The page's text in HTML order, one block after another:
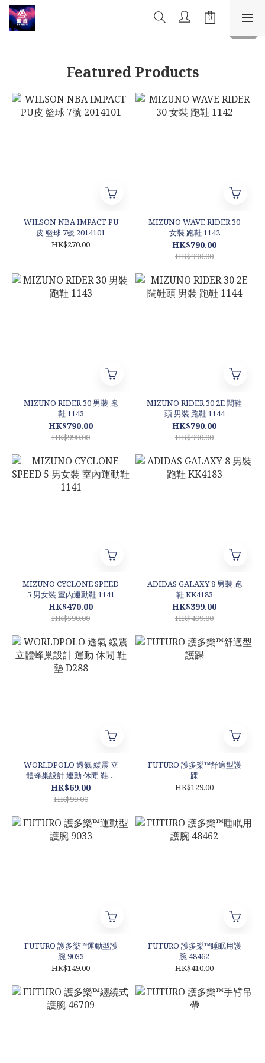
Featured Products
WILSON NBA IMPACT PU
皮 籃球 7號 2014101
HK$270.00
MIZUNO WAVE RIDER 30
女裝 跑鞋 1142
HK$790.00
HK$990.00
MIZUNO RIDER 30 男裝 跑
鞋 1143
HK$790.00
HK$990.00
MIZUNO RIDER 30 2E 闊鞋
頭 男裝 跑鞋 1144
HK$790.00
HK$990.00
MIZUNO CYCLONE SPEED
5 男女裝 室內運動鞋 1141
HK$470.00
HK$590.00
ADIDAS GALAXY 8 男裝 跑
鞋 KK4183
HK$399.00
HK$499.00
WORLDPOLO 透氣 緩震 立
體蜂巢設計 運動 休閒 鞋墊
D288
HK$69.00
HK$99.00
FUTURO 護多樂™舒適型護
踝
HK$129.00
FUTURO 護多樂™運動型護
腕 9033
HK$149.00
FUTURO 護多樂™睡眠用護
腕 48462
HK$410.00